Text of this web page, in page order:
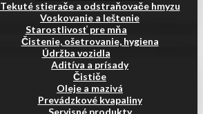
Tekuté stierače a odstraňovače hmyzu
Voskovanie a leštenie
Starostlivosť pre mňa
Čistenie, ošetrovanie, hygiena
Údržba vozidla
Aditíva a prísady
Čističe
Oleje a mazivá
Prevádzkové kvapaliny
Servisné produkty